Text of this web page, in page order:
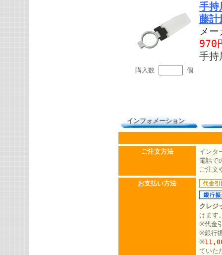
購入数 個
手
藤計
メ
970
手持
インフォメーション
ご注文方法
インタ
電話で
ご注文
お支払い方法
クレジ
けます
※代金
※銀行
※
ていた